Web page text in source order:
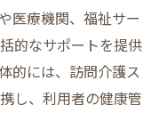
医療機関、福祉サー
的なサポートを提供
的には、訪問介護ス
し、利用者の健康管